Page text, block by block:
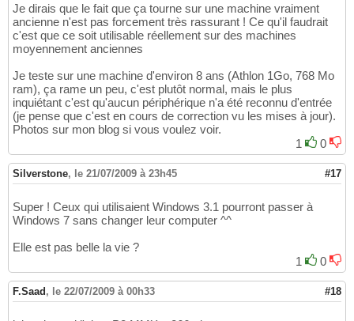
Je dirais que le fait que ça tourne sur une machine vraiment
ancienne n'est pas forcement très rassurant ! Ce qu'il faudrait
c'est que ce soit utilisable réellement sur des machines
moyennement anciennes
Je teste sur une machine d'environ 8 ans (Athlon 1Go, 768 Mo
ram), ça rame un peu, c'est plutôt normal, mais le plus
inquiétant c'est qu'aucun périphérique n'a été reconnu d'entrée
(je pense que c'est en cours de correction vu les mises à jour).
Photos sur mon blog si vous voulez voir.
1
0
Silverstone, le 21/07/2009 à 23h45 #17
Super ! Ceux qui utilisaient Windows 3.1 pourront passer à
Windows 7 sans changer leur computer ^^
Elle est pas belle la vie ?
1
0
F.Saad , le 22/07/2009 à 00h33 #18